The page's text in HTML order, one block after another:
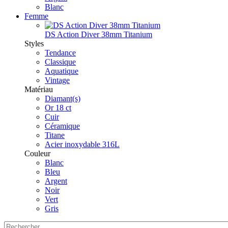
Blanc
Femme
DS Action Diver 38mm Titanium
Styles
Tendance
Classique
Aquatique
Vintage
Matériau
Diamant(s)
Or 18 ct
Cuir
Céramique
Titane
Acier inoxydable 316L
Couleur
Blanc
Bleu
Argent
Noir
Vert
Gris